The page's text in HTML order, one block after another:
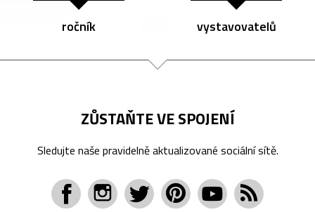
ročník vystavovatelů
ZŮSTAŇTE VE SPOJENÍ
Sledujte naše pravidelně aktualizované sociální sítě.